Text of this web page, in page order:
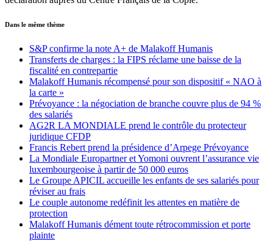
Dans le même thème
S&P confirme la note A+ de Malakoff Humanis
Transferts de charges : la FIPS réclame une baisse de la
fiscalité en contrepartie
Malakoff Humanis récompensé pour son dispositif « NAO à
la carte »
Prévoyance : la négociation de branche couvre plus de 94 %
des salariés
AG2R LA MONDIALE prend le contrôle du protecteur
juridique CFDP
Francis Rebert prend la présidence d’Arpege Prévoyance
La Mondiale Europartner et Yomoni ouvrent l’assurance vie
luxembourgeoise à partir de 50 000 euros
Le Groupe APICIL accueille les enfants de ses salariés pour
réviser au frais
Le couple autonome redéfinit les attentes en matière de
protection
Malakoff Humanis dément toute rétrocommission et porte
plainte